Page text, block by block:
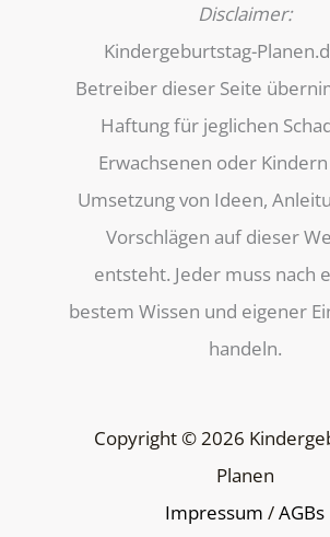
Disclaimer:
Kindergeburtstag-
Betreiber dieser Seite
Haftung für jeglichen
Erwachsenen oder
Umsetzung von Ideen,
Vorschlägen auf dieser
entsteht. Jeder muss nach
bestem Wissen und eigener
handeln.
Copyright © 2026
Planen
Impressum /AGBs